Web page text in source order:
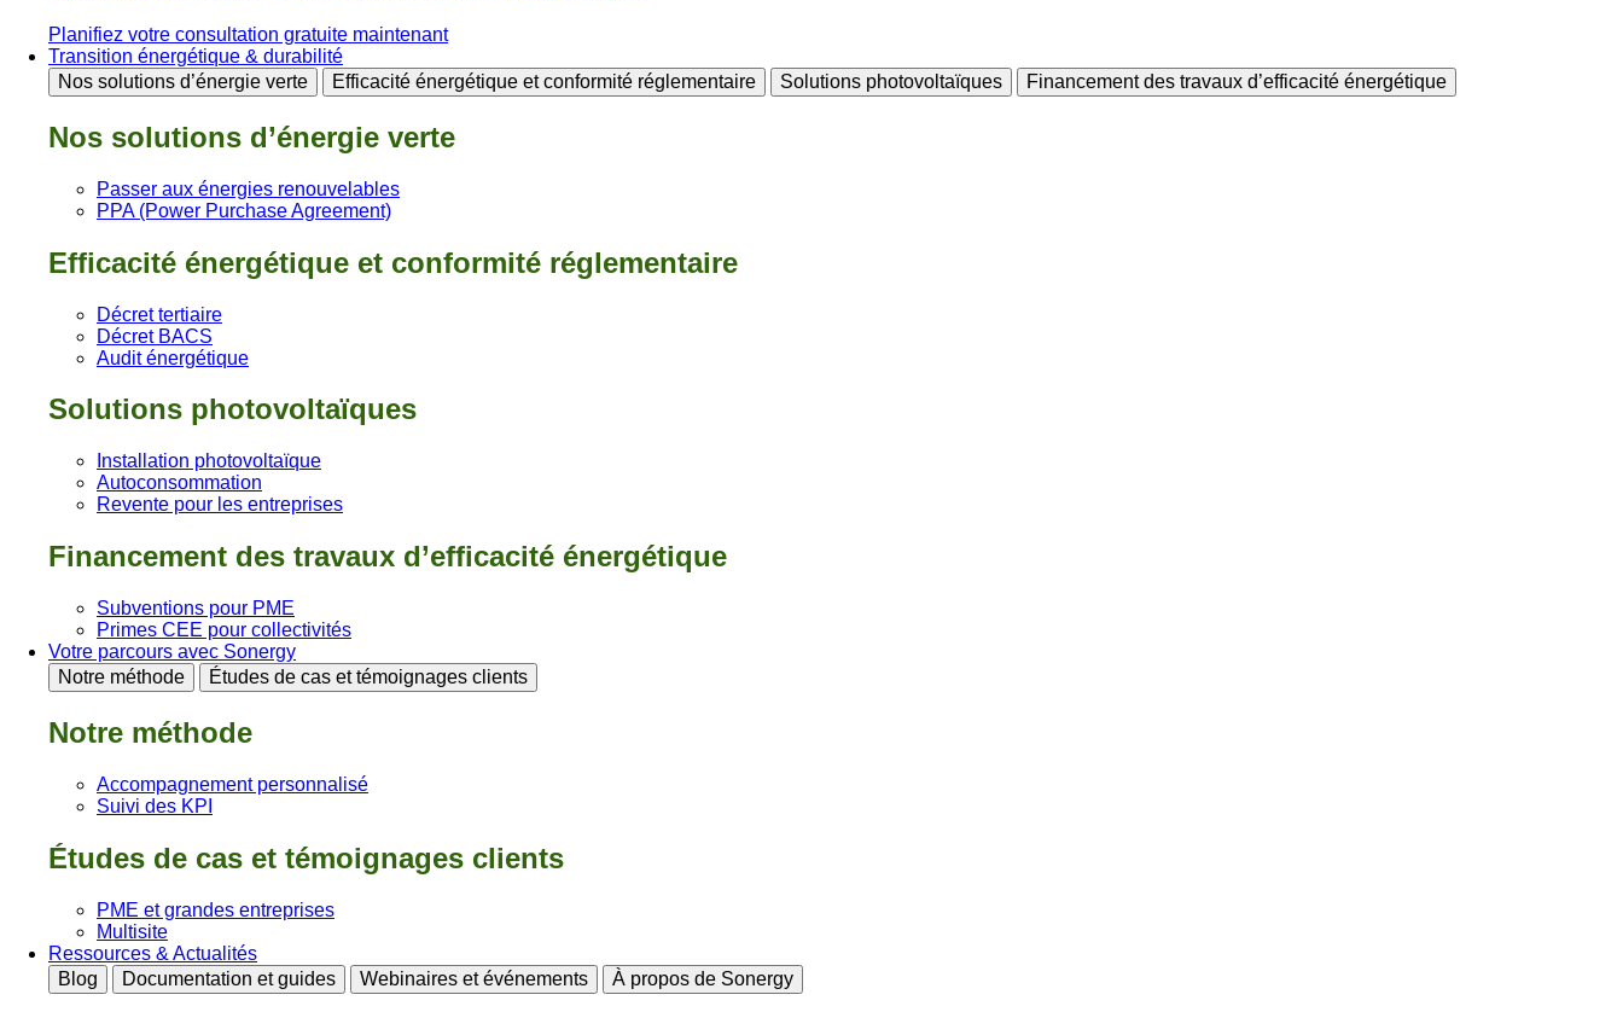
Planifiez votre consultation gratuite maintenant
Transition énergétique & durabilité
Nos solutions d’énergie verte
Efficacité énergétique et conformité réglementaire Solutions photovoltaïques Financement des travaux d’efficacité énergétique
Nos solutions d’énergie verte
Passer aux énergies renouvelables
PPA (Power Purchase Agreement)
Efficacité énergétique et conformité réglementaire
Décret tertiaire
Décret BACS
Audit énergétique
Solutions photovoltaïques
Installation photovoltaïque
Autoconsommation
Revente pour les entreprises
Financement des travaux d’efficacité énergétique
Subventions pour PME
Primes CEE pour collectivités
Votre parcours avec Sonergy
Notre méthode
Études de cas et témoignages clients
Notre méthode
Accompagnement personnalisé
Suivi des KPI
Études de cas et témoignages clients
PME et grandes entreprises
Multisite
Ressources & Actualités
Blog
Documentation et guides Webinaires et événements À propos de Sonergy